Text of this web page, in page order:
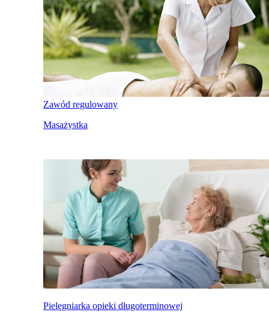
Zawód regulowany
Masażystka
Pielęgniarka opieki długoterminowej